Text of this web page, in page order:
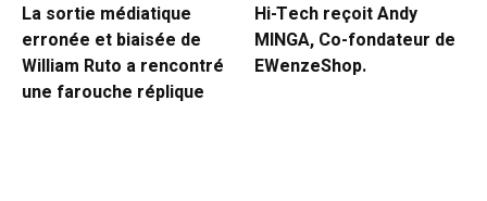
La sortie médiatique
erronée et biaisée de
William Ruto a rencontré
une farouche réplique
Hi-Tech reçoit Andy
MINGA, Co-fondateur de
EWenzeShop.